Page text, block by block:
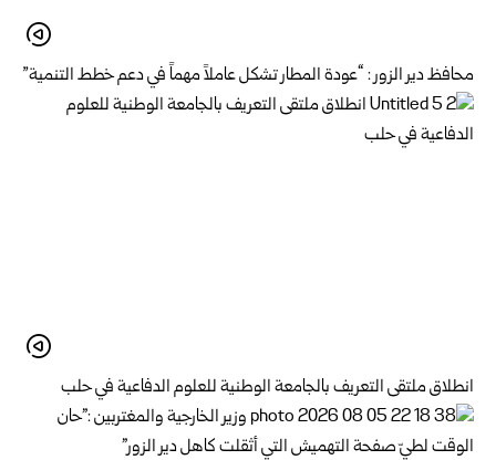
محافظ دير الزور : “عودة المطار تشكل عاملاً مهماً في دعم خطط التنمية”
انطلاق ملتقى التعريف بالجامعة الوطنية للعلوم الدفاعية في حلب